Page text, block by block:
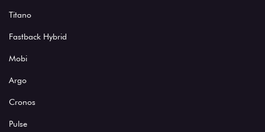
Titano
Fastback Hybrid
Mobi
Argo
Cronos
Pulse